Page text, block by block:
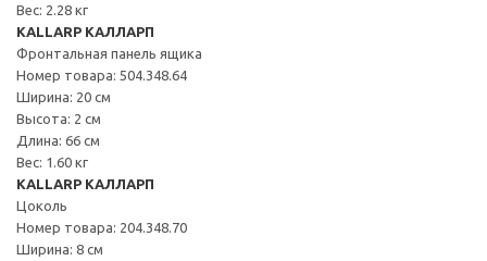
Вес: 2.28 кг
KALLARP КАЛЛАРП
Фронтальная панель ящика
Номер товара: 504.348.64
Ширина: 20 см
Высота: 2 см
Длина: 66 см
Вес: 1.60 кг
KALLARP КАЛЛАРП
Цоколь
Номер товара: 204.348.70
Ширина: 8 см